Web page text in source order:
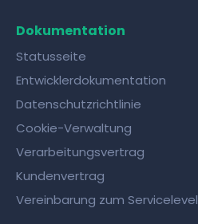
Dokumentation
Statusseite
Entwicklerdokumentation
Datenschutzrichtlinie
Cookie-Verwaltung
Verarbeitungsvertrag
Kundenvertrag
Vereinbarung zum Servicelevel